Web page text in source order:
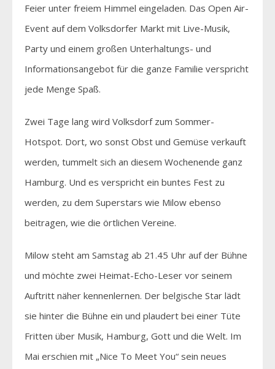
Feier unter freiem Himmel eingeladen. Das Open Air-
Event auf dem Volksdorfer Markt mit Live-Musik,
Party und einem großen Unterhaltungs- und
Informationsangebot für die ganze Familie verspricht
jede Menge Spaß.
Zwei Tage lang wird Volksdorf zum Sommer-
Hotspot. Dort, wo sonst Obst und Gemüse verkauft
werden, tummelt sich an diesem Wochenende ganz
Hamburg. Und es verspricht ein buntes Fest zu
werden, zu dem Superstars wie Milow ebenso
beitragen, wie die örtlichen Vereine.
Milow steht am Samstag ab 21.45 Uhr auf der Bühne
und möchte zwei Heimat-Echo-Leser vor seinem
Auftritt näher kennenlernen. Der belgische Star lädt
sie hinter die Bühne ein und plaudert bei einer Tüte
Fritten über Musik, Hamburg, Gott und die Welt. Im
Mai erschien mit „Nice To Meet You“ sein neues